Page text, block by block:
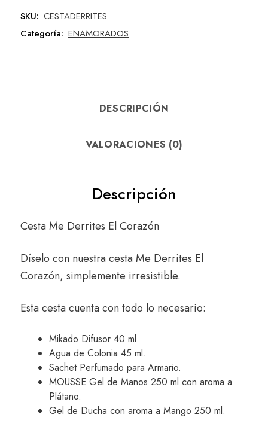
SKU: CESTADERRITES
Categoría: ENAMORADOS
DESCRIPCIÓN
VALORACIONES (0)
Descripción
Cesta Me Derrites El Corazón
Díselo con nuestra cesta Me Derrites El
Corazón, simplemente irresistible.
Esta cesta cuenta con todo lo necesario:
Mikado Difusor 40 ml.
Agua de Colonia 45 ml.
Sachet Perfumado para Armario.
MOUSSE Gel de Manos 250 ml con aroma a
Plátano.
Gel de Ducha con aroma a Mango 250 ml.